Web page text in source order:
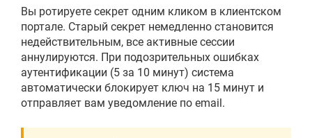
Вы ротируете секрет одним кликом в клиентском
портале. Старый секрет немедленно становится
недействительным, все активные сессии
аннулируются. При подозрительных ошибках
аутентификации (5 за 10 минут) система
автоматически блокирует ключ на 15 минут и
отправляет вам уведомление по email.